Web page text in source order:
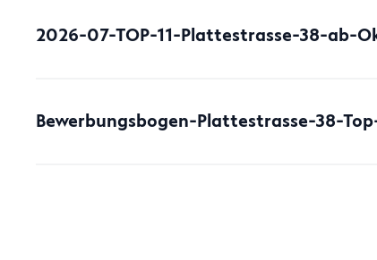
2026-07-TOP-11-Plattestrasse-38-ab-
Bewerbungsbogen-Plattestrasse-38-